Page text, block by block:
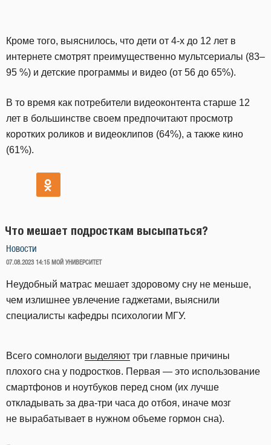
Кроме того, выяснилось, что дети от 4-х до 12 лет в
интернете смотрят преимущественно мультсериалы (83–
95 %) и детские программы и видео (от 56 до 65%).
В то время как потребители видеоконтента старше 12
лет в большинстве своем предпочитают просмотр
коротких роликов и видеоклипов (64%), а также кино
(61%).
Что мешает подросткам высыпаться?
Новости
ОПУБЛИКОВАНО
07.08.2023 14:15 МОЙ УНИВЕРСИТЕТ
Неудобный матрас мешает здоровому сну не меньше,
чем излишнее увлечение гаджетами, выяснили
специалисты кафедры психологии МГУ.
Всего сомнологи выделяют три главные причины
плохого сна у подростков. Первая — это использование
смартфонов и ноутбуков перед сном (их лучше
откладывать за два-три часа до отбоя, иначе мозг
не вырабатывает в нужном объеме гормон сна).